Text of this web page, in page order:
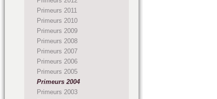
Primeurs 2011
Primeurs 2010
Primeurs 2009
Primeurs 2008
Primeurs 2007
Primeurs 2006
Primeurs 2005
Primeurs 2004
Primeurs 2003